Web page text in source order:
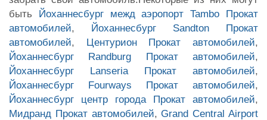
быть Йоханнесбург межд аэропорт Tambo Прокат
автомобилей, Йоханнесбург Sandton Прокат
автомобилей, Центурион Прокат автомобилей,
Йоханнесбург Randburg Прокат автомобилей,
Йоханнесбург Lanseria Прокат автомобилей,
Йоханнесбург Fourways Прокат автомобилей,
Йоханнесбург центр города Прокат автомобилей,
Мидранд Прокат автомобилей,Grand Central Airport